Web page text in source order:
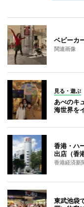
ベビーカ
関連画像
見る・遊ぶ
あべのキ
海世界を
香港・ハ
出店（香
香港経済新
東武池袋